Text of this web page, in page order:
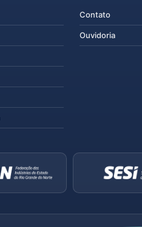
Contato
Ouvidoria